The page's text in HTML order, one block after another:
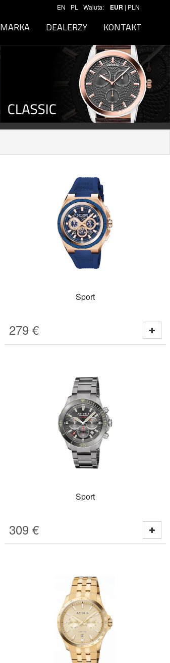
EN PL Waluta: EUR | PLN
MARKA DEALERZY KONTAKT
Sport
279 €
Sport
309 €